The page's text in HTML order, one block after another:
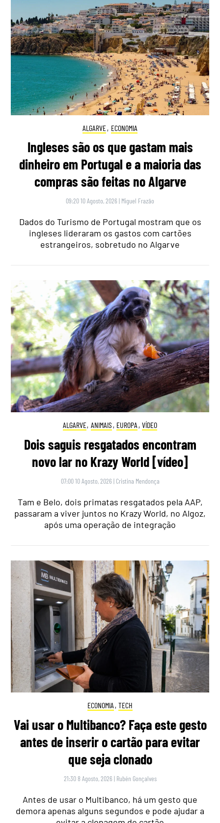
ALGARVE, ECONOMIA
Ingleses são os que gastam mais
dinheiro em Portugal e a maioria das
compras são feitas no Algarve
09:20 10 Agosto, 2026 | Miguel Frazão
Dados do Turismo de Portugal mostram que os
ingleses lideraram os gastos com cartões
estrangeiros, sobretudo no Algarve
ALGARVE, ANIMAIS , EUROPA , VÍDEO
Dois saguis resgatados encontram
novo lar no Krazy World [vídeo]
07:00 10 Agosto, 2026 | Cristina Mendonça
Tam e Belo, dois primatas resgatados pela AAP,
passaram a viver juntos no Krazy World, no Algoz,
após uma operação de integração
ECONOMIA , TECH
Vai usar o Multibanco? Faça este gesto
antes de inserir o cartão para evitar
que seja clonado
21:30 8 Agosto, 2026 | Rubén Gonçalves
Antes de usar o Multibanco, há um gesto que
demora apenas alguns segundos e pode ajudar a